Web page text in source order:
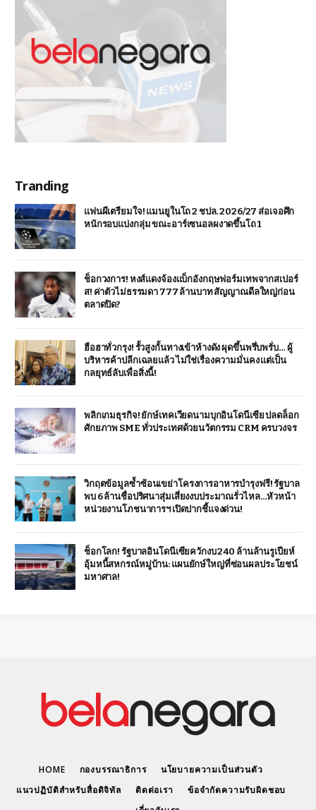
Tranding
แฟนผีเตรียมใจ! แมนยูในโถ 2 ชปล. 2026/27 ส่อเจอศึก
หนักรอบแบ่งกลุ่ม ขณะอาร์เซนอลผงาดขึ้นโถ 1
ช็อกวงการ! หงส์แดงจ้องแบ็กอังกฤษฟอร์มเทพจากสเปอร์
ส! ค่าตัวไม่ธรรมดา 777 ล้านบาท สัญญาณดีลใหญ่ก่อน
ตลาดปิด?
ฮือฮาทั่วกรุง! รั้วสูงกั้นทางเข้าห้างดัง ผุดขึ้นพรึ่บพรั่บ… ผู้
บริหารค้าปลีกเฉลยแล้ว ไม่ใช่เรื่องความมั่นคง แต่เป็น
กลยุทธ์ลับเพื่อสิ่งนี้!
พลิกเกมธุรกิจ! ยักษ์เทคเวียดนามบุกอินโดนีเซีย ปลดล็อก
ศักยภาพ SME ทั่วประเทศด้วยนวัตกรรม CRM ครบวงจร
วิกฤตข้อมูลซ้ำซ้อนเขย่าโครงการอาหารบำรุงฟรี! รัฐบาล
พบ 6 ล้านชื่อปริศนาสุ่มเสี่ยงงบประมาณรั่วไหล…หัวหน้า
หน่วยงานโภชนาการฯ เปิดปากชี้แจงด่วน!
ช็อกโลก! รัฐบาลอินโดนีเซียควักงบ 240 ล้านล้านรูเปียห์
อุ้มหนี้สหกรณ์หมู่บ้าน: แผนยักษ์ใหญ่ที่ซ่อนผลประโยชน์
มหาศาล!
HOME กองบรรณาธิการ
นโยบายความเป็นส่วนตัว
แนวปฏิบัติสำหรับสื่อดิจิทัล
ติดต่อเรา
ข้อจำกัดความรับผิดชอบ